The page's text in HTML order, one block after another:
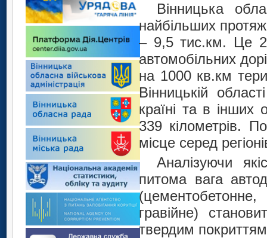
Вінницька
найбільших
– 9,5 тис.км. Це 2
автомобільних
на 1000 кв.км
Вінницькій
країні та в інших
339 кілометрів.
місце серед
Аналізуючи
питома вага
гравійне)
твердим